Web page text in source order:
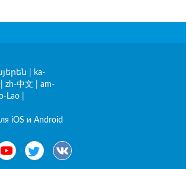
ka-
zh-中文
am-
Lao
iOS и Android